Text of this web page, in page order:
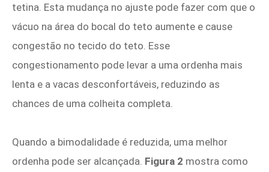
tetina. Esta mudança no ajuste pode fazer com que o
vácuo na área do bocal do teto aumente e cause
congestão no tecido do teto. Esse
congestionamento pode levar a uma ordenha mais
lenta e a vacas desconfortáveis, reduzindo as
chances de uma colheita completa.
Quando a bimodalidade é reduzida, uma melhor
ordenha pode ser alcançada. Figura 2 mostra como